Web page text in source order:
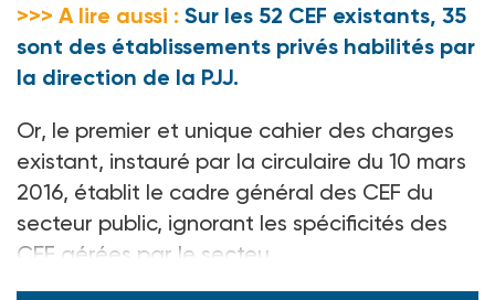
>>> A lire aussi : Sur les 52 CEF existants, 35
sont des établissements privés habilités par
la direction de la PJJ.
Or, le premier et unique cahier des charges
existant, instauré par la circulaire du 10 mars
2016, établit le cadre général des CEF du
secteur public, ignorant les spécificités des
CEF gérées par le secteu